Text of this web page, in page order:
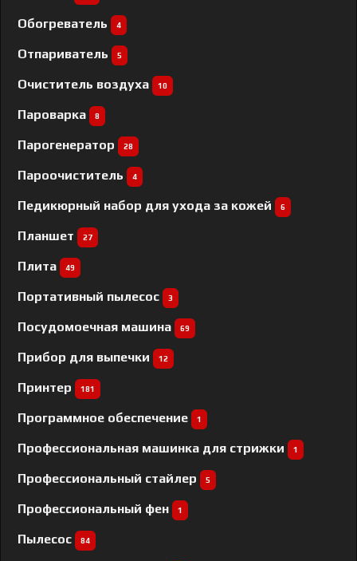
Обогреватель
4
Отпариватель 5
Очиститель воздуха 10
Пароварка 8
Парогенератор 28
Пароочиститель 4
Педикюрный набор для ухода за кожей 6
Планшет 27
Плита 49
Портативный пылесос 3
Посудомоечная машина 69
Прибор для выпечки 12
Принтер 181
Программное обеспечение 1
Профессиональная машинка для стрижки 1
Профессиональный cтайлер 5
Профессиональный фен 1
Пылесос 84